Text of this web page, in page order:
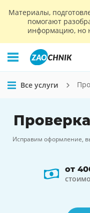
Материалы,
помогают
информацию, но
Все услуги
Проверка
Исправим оформление,
от